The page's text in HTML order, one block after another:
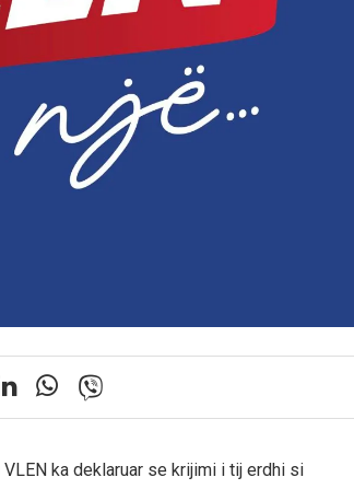
VLEN ka deklaruar se krijimi i tij erdhi si